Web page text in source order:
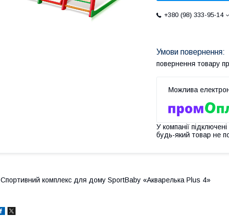
+380 (98) 333-95-14
повернення товару
У компанії
будь-який товар не
Спортивний комплекс для дому SportBaby «Акварелька Plus 4»